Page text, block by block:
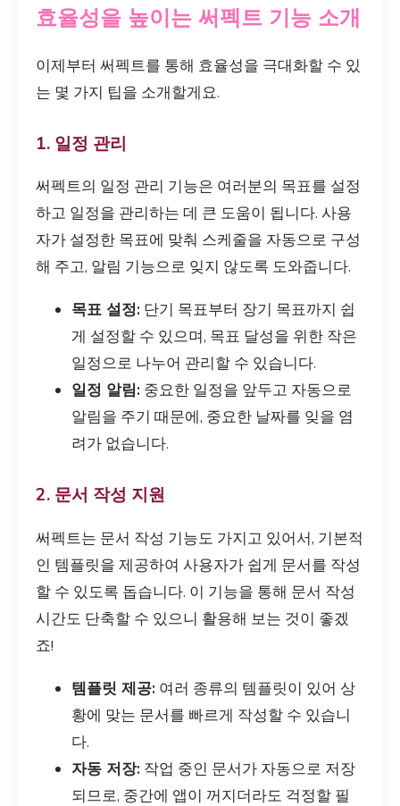
효율성을 높이는 써펙트 기능 소개
이제부터 써펙트를 통해 효율성을 극대화할 수 있
는 몇 가지 팁을 소개할게요.
1. 일정 관리
써펙트의 일정 관리 기능은 여러분의 목표를 설정
하고 일정을 관리하는 데 큰 도움이 됩니다. 사용
자가 설정한 목표에 맞춰 스케줄을 자동으로 구성
해 주고, 알림 기능으로 잊지 않도록 도와줍니다.
목표 설정: 단기 목표부터 장기 목표까지 쉽
게 설정할 수 있으며, 목표 달성을 위한 작은
일정으로 나누어 관리할 수 있습니다.
일정 알림: 중요한 일정을 앞두고 자동으로
알림을 주기 때문에, 중요한 날짜를 잊을 염
려가 없습니다.
2. 문서 작성 지원
써펙트는 문서 작성 기능도 가지고 있어서, 기본적
인 템플릿을 제공하여 사용자가 쉽게 문서를 작성
할 수 있도록 돕습니다. 이 기능을 통해 문서 작성
시간도 단축할 수 있으니 활용해 보는 것이 좋겠
죠!
템플릿 제공: 여러 종류의 템플릿이 있어 상
황에 맞는 문서를 빠르게 작성할 수 있습니
다.
자동 저장: 작업 중인 문서가 자동으로 저장
되므로, 중간에 앱이 꺼지더라도 걱정할 필